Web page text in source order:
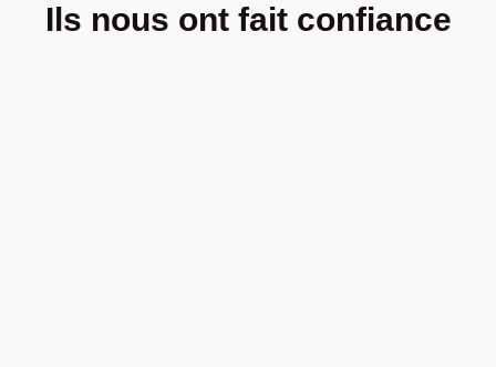
Ils nous ont fait confiance